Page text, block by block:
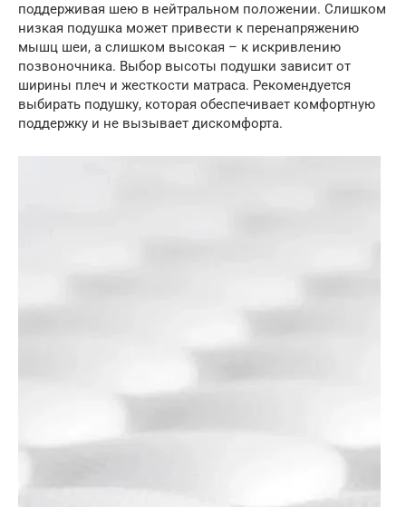
поддерживая шею в нейтральном положении. Слишком
низкая подушка может привести к перенапряжению
мышц шеи, а слишком высокая – к искривлению
позвоночника. Выбор высоты подушки зависит от
ширины плеч и жесткости матраса. Рекомендуется
выбирать подушку, которая обеспечивает комфортную
поддержку и не вызывает дискомфорта.